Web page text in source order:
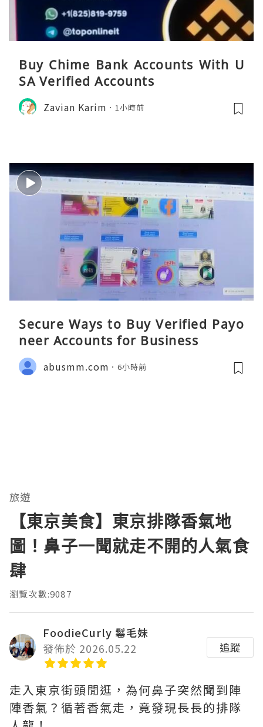
Buy Chime Bank Accounts With U
SA Verified Accounts
Zavian Karim 1小時前
Secure Ways to Buy Verified Payo
neer Accounts for Business
abusmm.com 6小時前
旅遊
【東京美食】東京排隊香氣地
圖！鼻子一聞就走不開的人氣食
肆
瀏覽次數:9087
FoodieCurly 鬈毛妹
發佈於 2026.05.22
追蹤
走入東京街頭閒逛，為何鼻子突然聞到陣
陣香氣？循著香氣走，竟發現長長的排隊